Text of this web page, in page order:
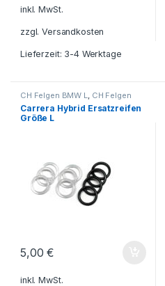
inkl. MwSt.
zzgl.Versandkosten
Lieferzeit: 3-4 Werktage
CH Felgen BMW L, CH Felgen
Mustang L , Carrera Hybrid CH
Felgen Größe L
Carrera Hybrid Ersatzreifen
Größe L
5,00€
inkl. MwSt.